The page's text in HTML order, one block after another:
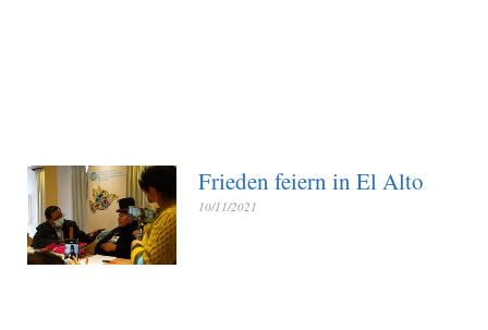
Frieden feiern in El Alto
10/11/2021